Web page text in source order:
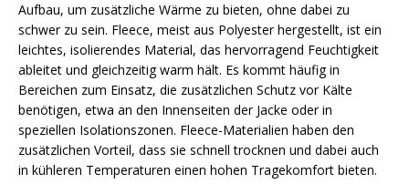
Aufbau, um zusätzliche Wärme zu bieten, ohne dabei zu
schwer zu sein. Fleece, meist aus Polyester hergestellt, ist ein
leichtes, isolierendes Material, das hervorragend Feuchtigkeit
ableitet und gleichzeitig warm hält. Es kommt häufig in
Bereichen zum Einsatz, die zusätzlichen Schutz vor Kälte
benötigen, etwa an den Innenseiten der Jacke oder in
speziellen Isolationszonen. Fleece-Materialien haben den
zusätzlichen Vorteil, dass sie schnell trocknen und dabei auch
in kühleren Temperaturen einen hohen Tragekomfort bieten.